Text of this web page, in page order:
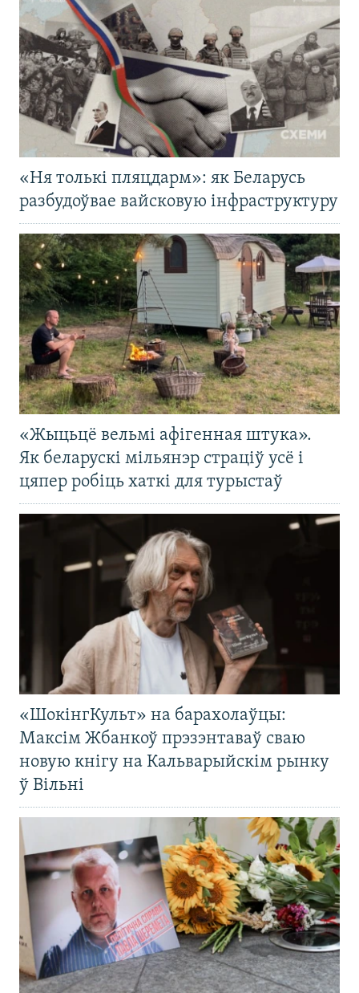
«Ня толькі пляцдарм»: як Беларусь
разбудоўвае вайсковую інфраструктуру
«Жыцьцё вельмі афігенная штука».
Як беларускі мільянэр страціў усё і
цяпер робіць хаткі для турыстаў
«ШокінгКульт» на барахолаўцы:
Максім Жбанкоў прэзэнтаваў сваю
новую кнігу на Кальварыйскім рынку
ў Вільні